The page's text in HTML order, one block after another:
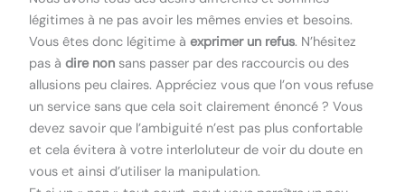
légitimes à ne pas avoir les mêmes envies et besoins.
Vous êtes donc légitime àexprimer un refus. N’hésitez
pas àdire non sans passer par des raccourcis ou des
allusions peu claires. Appréciez vous que l’on vous refuse
un service sans que cela soit clairement énoncé ? Vous
devez savoir que l’ambiguité n’est pas plus confortable
et cela évitera à votre interloluteur de voir du doute en
vous et ainsi d’utiliser la manipulation.